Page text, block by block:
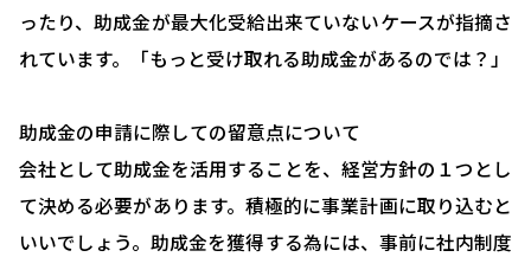
HOME
選ばれる理由
助成金について
ったり、助成金が最大化受給出来ていないケースが指摘さ
れています。「もっと受け取れる助成金があるのでは？」
助成金の申請に際しての留意点について
会社として助成金を活用することを、経営方針の１つとし
て決める必要があります。積極的に事業計画に取り込むと
いいでしょう。助成金を獲得する為には、事前に社内制度